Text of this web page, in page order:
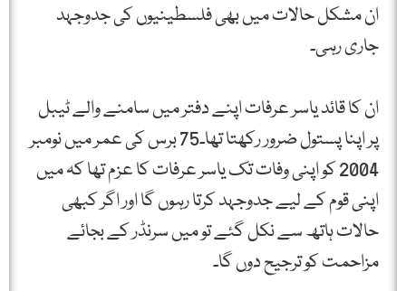
ان مشکل حالات میں بھی فلسطینیوں کی جدوجہد
جاری رہی۔
ان کا قائد یاسر عرفات اپنے دفتر میں سامنے والے ٹیبل
پر اپنا پستول ضرور رکھتا تھا۔75 برس کی عمر میں نومبر
2004 کو اپنی وفات تک یاسر عرفات کا عزم تھا کہ میں
اپنی قوم کے لیے جدوجہد کرتا رہوں گا اور اگر کبھی
حالات ہاتھ سے نکل گئے تو میں سرنڈر کے بجائے
مزاحمت کو ترجیح دوں گا۔